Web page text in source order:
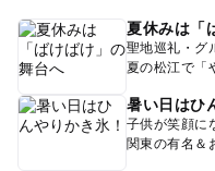
夏休みは「
聖地巡礼・グ
夏の松江で「
暑い日はひ
子供が笑顔に
関東の有名＆